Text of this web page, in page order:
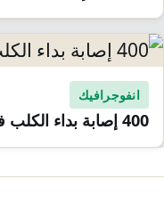
انفوجرافيك
400 إصابة بداء الكلب في تعز منذ بداية 2026